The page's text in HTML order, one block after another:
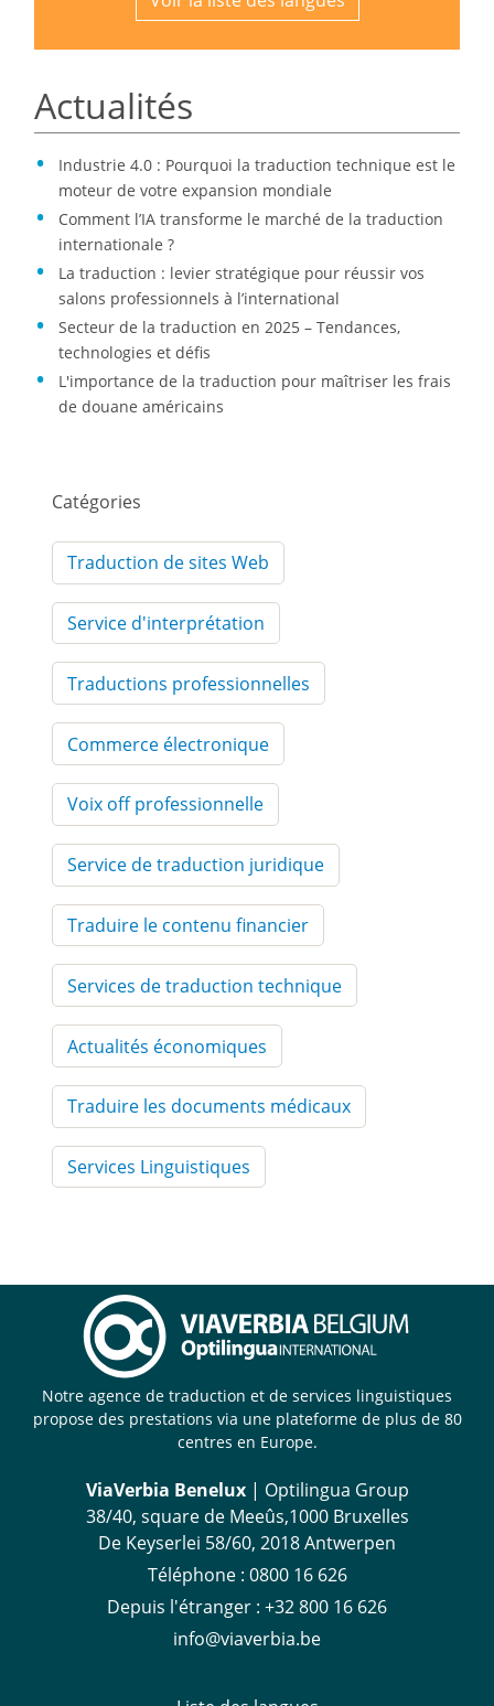
Actualités
Industrie 4.0 : Pourquoi la traduction technique est le
moteur de votre expansion mondiale
Comment l’IA transforme le marché de la traduction
internationale ?
La traduction : levier stratégique pour réussir vos
salons professionnels à l’international
Secteur de la traduction en 2025 – Tendances,
technologies et défis
L'importance de la traduction pour maîtriser les frais
de douane américains
Catégories
Traduction de sites Web
Service d'interprétation
Traductions professionnelles
Commerce électronique
Voix off professionnelle
Service de traduction juridique
Traduire le contenu financier
Services de traduction technique
Actualités économiques
Traduire les documents médicaux
Services Linguistiques
Notre agence de traduction et de services linguistiques
propose des prestations via une plateforme de plus de 80
centres en Europe.
ViaVerbia Benelux| Optilingua Group
38/40, square de Meeûs,1000 Bruxelles
De Keyserlei 58/60, 2018 Antwerpen
Téléphone : ‪0800 16 626
Depuis l'étranger : +32 800 16 626
info@viaverbia.be